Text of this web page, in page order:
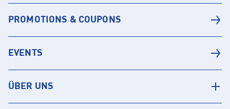
PROMOTIONS & COUPONS
EVENTS
ÜBER UNS